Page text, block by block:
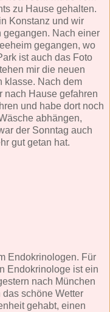
zu Hause gehalten.
Konstanz und wir
gegangen. Nach einer
gegangen, wo
ist auch das Foto
mir die neuen
klasse. Nach dem
nach Hause gefahren
und habe dort noch
abhängen,
der Sonntag auch
gut getan hat.
Endokrinologen. Für
Endokrinologe ist ein
nach München
schöne Wetter
gehabt, einen